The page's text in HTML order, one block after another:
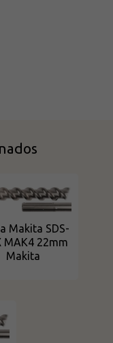
Makita SDS-
MAK4 22mm
Makita